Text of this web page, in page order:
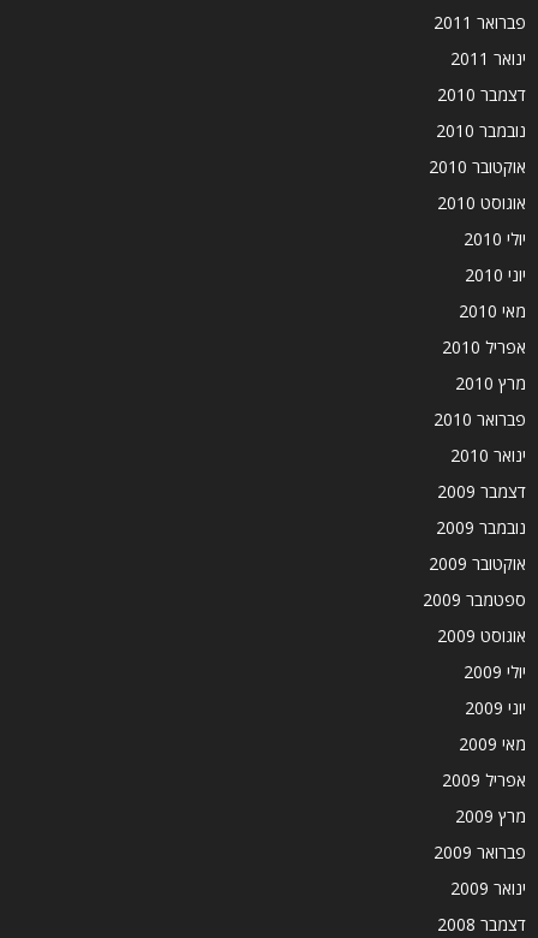
פברואר 2011
ינואר 2011
דצמבר 2010
נובמבר 2010
אוקטובר 2010
אוגוסט 2010
יולי 2010
יוני 2010
מאי 2010
אפריל 2010
מרץ 2010
פברואר 2010
ינואר 2010
דצמבר 2009
נובמבר 2009
אוקטובר 2009
ספטמבר 2009
אוגוסט 2009
יולי 2009
יוני 2009
מאי 2009
אפריל 2009
מרץ 2009
פברואר 2009
ינואר 2009
דצמבר 2008